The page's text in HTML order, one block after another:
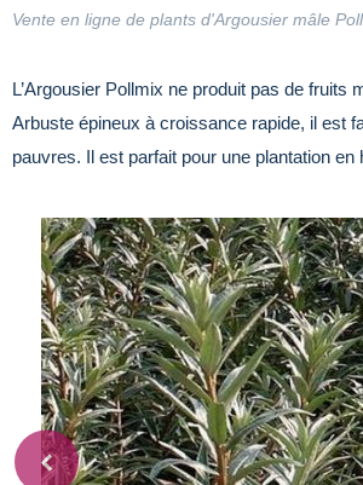
Vente en ligne de plants d'Argousier mâle
L’Argousier Pollmix ne produit pas de fruits
Arbuste épineux à croissance rapide, il est
pauvres. Il est parfait pour une plantation